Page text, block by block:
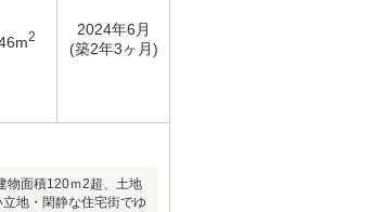
2
2024年6月
(築2年3ヶ月)
物面積120ｍ2超、土地
地・閑静な住宅街でゆ